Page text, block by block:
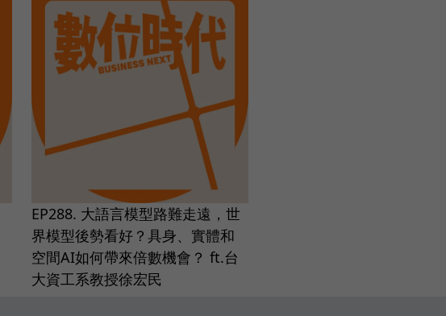
EP288. 大語言模型路難走遠，世
界模型後勢看好？具身、實體和
空間AI如何帶來倍數機會？ ft.台
大資工系教授徐宏民